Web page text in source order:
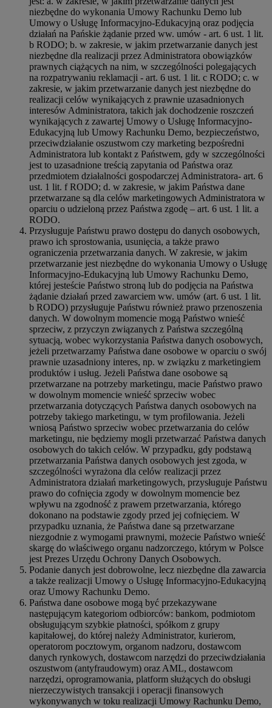
niezbędne do wykonania Umowy Rachunku Demo lub
Umowy o Usługę Informacyjno-Edukacyjną oraz podjęcia
działań na Pańskie żądanie przed ww. umów - art. 6 ust. 1 lit.
b RODO; b. w zakresie, w jakim przetwarzanie danych jest
niezbędne dla realizacji przez Administratora obowiązków
prawnych ciążących na nim, w szczególności polegających
na rozpatrywaniu reklamacji - art. 6 ust. 1 lit. c RODO; c. w
zakresie, w jakim przetwarzanie danych jest niezbędne do
realizacji celów wynikających z prawnie uzasadnionych
interesów Administratora, takich jak dochodzenie roszczeń
wynikających z zawartej Umowy o Usługę Informacyjno-
Edukacyjną lub Umowy Rachunku Demo, bezpieczeństwo,
przeciwdziałanie oszustwom czy marketing bezpośredni
Administratora lub kontakt z Państwem, gdy w szczególności
jest to uzasadnione treścią zapytania od Państwa oraz
przedmiotem działalności gospodarczej Administratora- art. 6
ust. 1 lit. f RODO; d. w zakresie, w jakim Państwa dane
przetwarzane są dla celów marketingowych Administratora w
oparciu o udzieloną przez Państwa zgodę – art. 6 ust. 1 lit. a
RODO.
Przysługuje Państwu prawo dostępu do danych osobowych,
prawo ich sprostowania, usunięcia, a także prawo
ograniczenia przetwarzania danych. W zakresie, w jakim
przetwarzanie jest niezbędne do wykonania Umowy o Usługę
Informacyjno-Edukacyjną lub Umowy Rachunku Demo,
której jesteście Państwo stroną lub do podjęcia na Państwa
żądanie działań przed zawarciem ww. umów (art. 6 ust. 1 lit.
b RODO) przysługuje Państwu również prawo przenoszenia
danych. W dowolnym momencie mogą Państwo wnieść
sprzeciw, z przyczyn związanych z Państwa szczególną
sytuacją, wobec wykorzystania Państwa danych osobowych,
jeżeli przetwarzamy Państwa dane osobowe w oparciu o swój
prawnie uzasadniony interes, np. w związku z marketingiem
produktów i usług. Jeżeli Państwa dane osobowe są
przetwarzane na potrzeby marketingu, macie Państwo prawo
w dowolnym momencie wnieść sprzeciw wobec
przetwarzania dotyczących Państwa danych osobowych na
potrzeby takiego marketingu, w tym profilowania. Jeżeli
wniosą Państwo sprzeciw wobec przetwarzania do celów
marketingu, nie będziemy mogli przetwarzać Państwa danych
osobowych do takich celów. W przypadku, gdy podstawą
przetwarzania Państwa danych osobowych jest zgoda, w
szczególności wyrażona dla celów realizacji przez
Administratora działań marketingowych, przysługuje Państwu
prawo do cofnięcia zgody w dowolnym momencie bez
wpływu na zgodność z prawem przetwarzania, którego
dokonano na podstawie zgody przed jej cofnięciem. W
przypadku uznania, że Państwa dane są przetwarzane
niezgodnie z wymogami prawnymi, możecie Państwo wnieść
skargę do właściwego organu nadzorczego, którym w Polsce
jest Prezes Urzędu Ochrony Danych Osobowych.
Podanie danych jest dobrowolne, lecz niezbędne dla zawarcia
a także realizacji Umowy o Usługę Informacyjno-Edukacyjną
oraz Umowy Rachunku Demo.
Państwa dane osobowe mogą być przekazywane
następującym kategoriom odbiorców: bankom, podmiotom
obsługującym szybkie płatności, spółkom z grupy
kapitałowej, do której należy Administrator, kurierom,
operatorom pocztowym, organom nadzoru, dostawcom
danych rynkowych, dostawcom narzędzi do przeciwdziałania
oszustwom (antyfraudowym) oraz AML, dostawcom
narzędzi, oprogramowania, platform służących do obsługi
nierzeczywistych transakcji i operacji finansowych
wykonywanych w toku realizacji Umowy Rachunku Demo,